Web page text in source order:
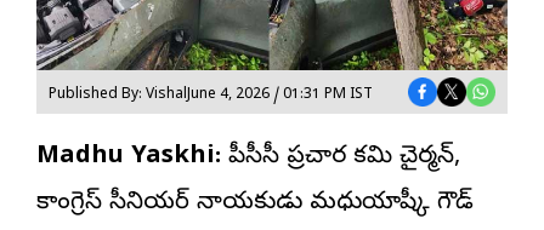
Published By: VishalJune 4, 2026 / 01:31 PM IST
Madhu Yaskhi: టీపీసీసీ ప్రచార కమిటీ చైర్మన్,
కాంగ్రెస్ సీనియర్ నాయకుడు మధుయాష్కీ గౌడ్